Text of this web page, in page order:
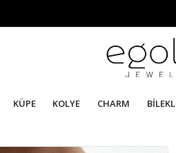
KÜPE KOLYE CHARM